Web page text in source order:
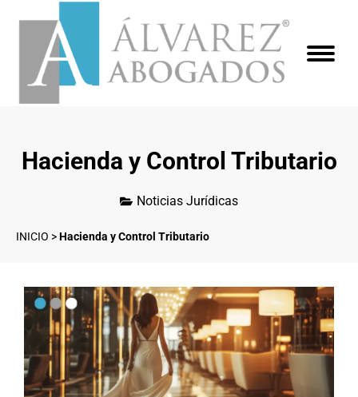
Hacienda y Control Tributario
Noticias Jurídicas
INICIO >Hacienda y Control Tributario